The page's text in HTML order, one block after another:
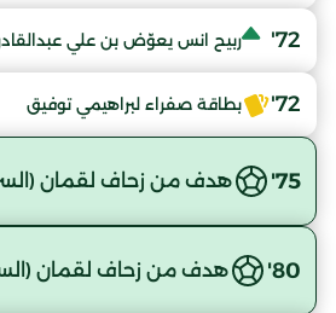
72' ربيح انس يعوّض بن علي
72' بطاقة صفراء لبراهيمي توفيق
75' هدف من زحاف لقمان
80' هدف من زحاف لقمان